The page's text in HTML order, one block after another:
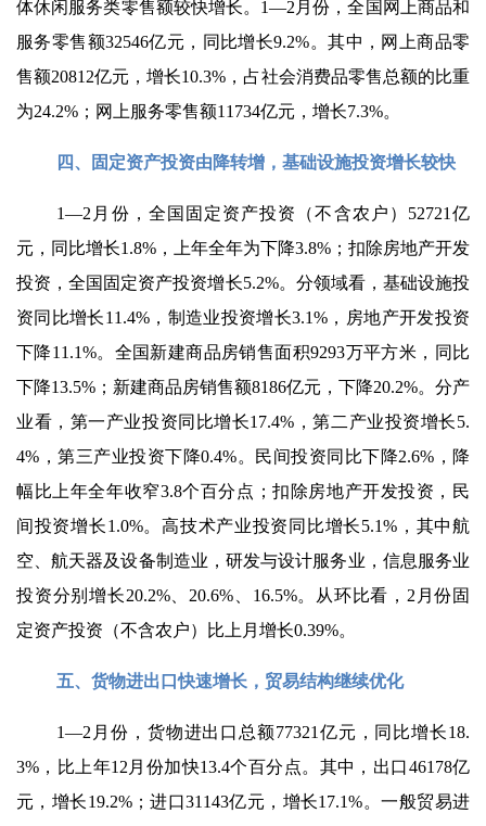
体休闲服务类零售额较快增长。1—2月份，全国网上商品和
服务零售额32546亿元，同比增长9.2%。其中，网上商品零
售额20812亿元，增长10.3%，占社会消费品零售总额的比重
为24.2%；网上服务零售额11734亿元，增长7.3%。
四、固定资产投资由降转增，基础设施投资增长较快
1—2月份，全国固定资产投资（不含农户）52721亿
元，同比增长1.8%，上年全年为下降3.8%；扣除房地产开发
投资，全国固定资产投资增长5.2%。分领域看，基础设施投
资同比增长11.4%，制造业投资增长3.1%，房地产开发投资
下降11.1%。全国新建商品房销售面积9293万平方米，同比
下降13.5%；新建商品房销售额8186亿元，下降20.2%。分产
业看，第一产业投资同比增长17.4%，第二产业投资增长5.
4%，第三产业投资下降0.4%。民间投资同比下降2.6%，降
幅比上年全年收窄3.8个百分点；扣除房地产开发投资，民
间投资增长1.0%。高技术产业投资同比增长5.1%，其中航
空、航天器及设备制造业，研发与设计服务业，信息服务业
投资分别增长20.2%、20.6%、16.5%。从环比看，2月份固
定资产投资（不含农户）比上月增长0.39%。
五、货物进出口快速增长，贸易结构继续优化
1—2月份，货物进出口总额77321亿元，同比增长18.
3%，比上年12月份加快13.4个百分点。其中，出口46178亿
元，增长19.2%；进口31143亿元，增长17.1%。一般贸易进